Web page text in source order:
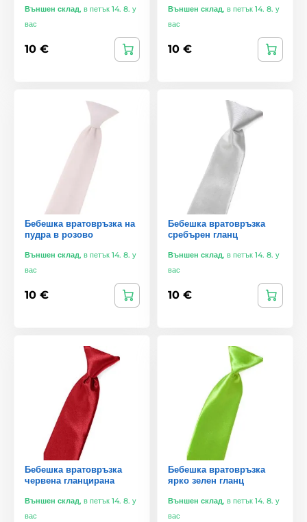
Външен склад, в петък 14. 8. у
вас
10 €
Външен склад, в петък 14. 8. у
вас
10 €
Бебешка вратовръзка на
пудра в розово
Външен склад, в петък 14. 8. у
вас
10 €
Бебешка вратовръзка
сребърен гланц
Външен склад, в петък 14. 8. у
вас
10 €
Бебешка вратовръзка
червена гланцирана
Външен склад, в петък 14. 8. у
вас
Бебешка вратовръзка
ярко зелен гланц
Външен склад, в петък 14. 8. у
вас